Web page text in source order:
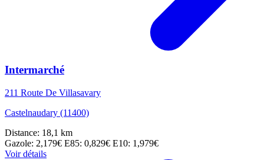
Intermarché
211 Route De Villasavary
Castelnaudary (11400)
Distance: 18,1 km
Gazole: 2,179€ E85: 0,829€ E10: 1,979€
Voir détails